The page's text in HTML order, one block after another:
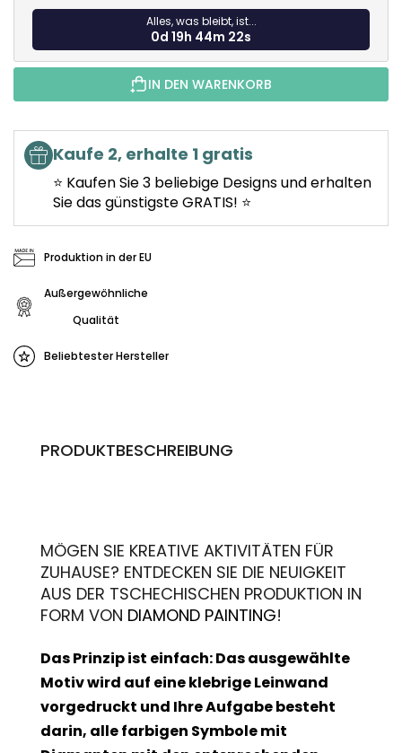
Alles, was bleibt, ist...
0d 19h 44m 20s
IN DEN WARENKORB
Kaufe 2, erhalte 1 gratis
⭐ Kaufen Sie 3 beliebige Designs und erhalten
Sie das günstigste GRATIS! ⭐
Produktion in der EU
Außergewöhnliche
Qualität
Beliebtester Hersteller
PRODUKTBESCHREIBUNG
MÖGEN SIE KREATIVE AKTIVITÄTEN FÜR
ZUHAUSE? ENTDECKEN SIE DIE NEUIGKEIT
AUS DER TSCHECHISCHEN PRODUKTION IN
FORM VON DIAMOND PAINTING!
Das Prinzip ist einfach: Das ausgewählte
Motiv wird auf eine klebrige Leinwand
vorgedruckt und Ihre Aufgabe besteht
darin, alle farbigen Symbole mit